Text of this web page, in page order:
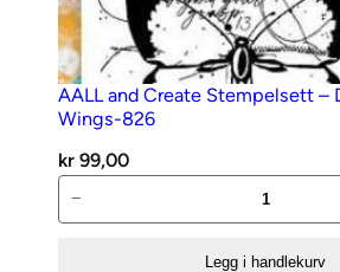
AALL and Create Stempelsett –
Wings-826
kr 99,00
and
−
Legg i handlekurv